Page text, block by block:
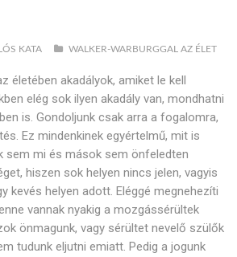
KATA WALKER-WARBURGGAL AZ ÉLET
életében akadályok, amiket le kell
elég sok ilyen akadály van, mondhatni
is. Gondoljunk csak arra a fogalomra,
Ez mindenkinek egyértelmű, mit is
sem mi és mások sem önfeledten
hiszen sok helyen nincs jelen, vagyis
kevés helyen adott. Eléggé megnehezíti
vannak nyakig a mozgássérültek
önmagunk, vagy sérültet nevelő szülők
tudunk eljutni emiatt. Pedig a jogunk